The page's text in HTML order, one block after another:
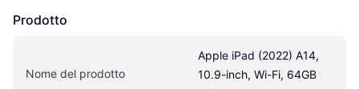
Prodotto
Nome del prodotto
Apple iPad (2022) A14,
10.9-inch, Wi-Fi, 64GB